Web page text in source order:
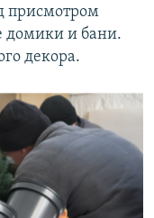
присмотром
домики и бани.
декора.